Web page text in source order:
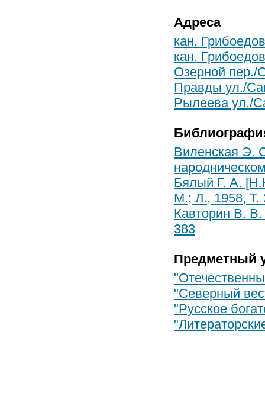
Адреса
кан.
кан.
Озерной пер./
Правды ул./
Рылеева ул./
Виленская Э.
Бялый Г. А.
М.; Л., 1958, Т.
Кавторин В.
383
Предметный
"Северный
"Русское